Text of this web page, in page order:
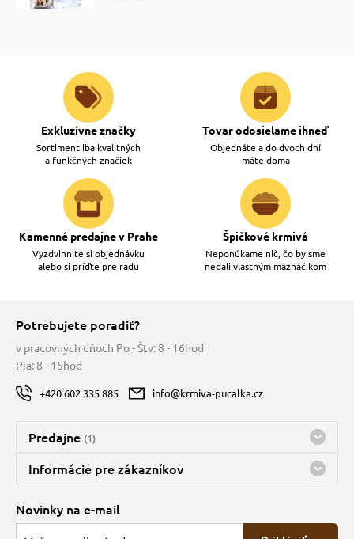
Exkluzívne značky
Sortiment iba kvalitných
a funkčných značiek
Tovar odosielame ihneď
Objednáte a do dvoch dní
máte doma
Kamenné predajne v Prahe
Vyzdvihnite si objednávku
alebo si príďte pre radu
Špičkové krmivá
Neponúkame nič, čo by sme
nedali vlastným maznáčikom
Potrebujete poradiť?
v pracovných dňoch Po - Štv: 8 - 16hod
Pia: 8 - 15hod
+420 602 335 885 info@krmiva-pucalka.cz
Predajne (1)
Predajňa a sklad Kbely
Bohužiaľ, momentálne máme zatvorené
Informácie pre zákazníkov
O spoločnosti
Novinky na e-mail